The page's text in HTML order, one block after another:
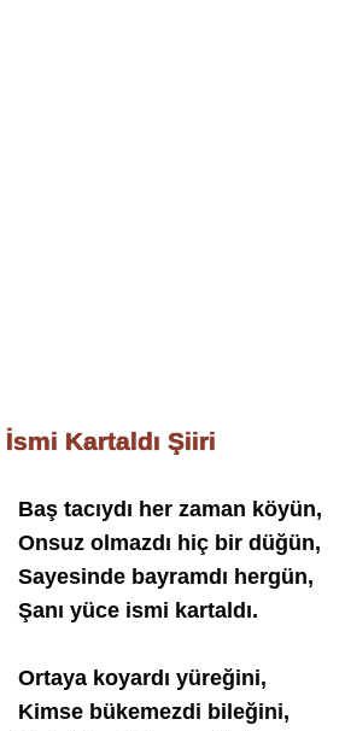
İsmi Kartaldı Şiiri
Baş tacıydı her zaman köyün,
Onsuz olmazdı hiç bir düğün,
Sayesinde bayramdı hergün,
Şanı yüce ismi kartaldı.
Ortaya koyardı yüreğini,
Kimse bükemezdi bileğini,